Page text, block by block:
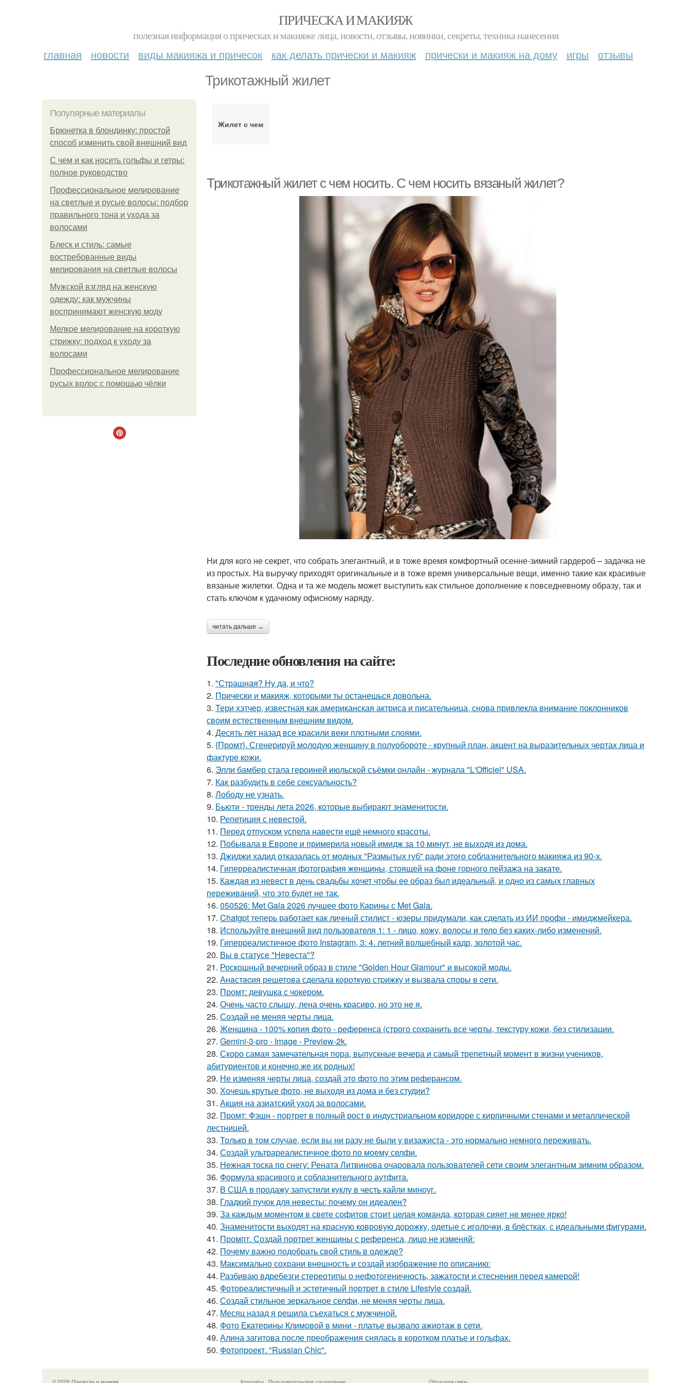
ПРИЧЕСКА И МАКИЯЖ
полезная информация о прическах и макияже лица, новости, отзывы, новинки, секреты, техника нанесения
главная новости виды макияжа и причесок как делать прически и макияж прически и макияж на дому игры отзывы
Трикотажный жилет
Популярные материалы
Брюнетка в блондинку: простой
способ изменить свой внешний вид
С чем и как носить гольфы и гетры:
полное руководство
Профессиональное мелирование
на светлые и русые волосы: подбор
правильного тона и ухода за
волосами
Блеск и стиль: самые
востребованные виды
мелирования на светлые волосы
Мужской взгляд на женскую
одежду: как мужчины
воспринимают женскую моду
Мелкое мелирование на короткую
стрижку: подход к уходу за
волосами
Профессиональное мелирование
русых волос с помощью чёлки
Жилет с чем
Трикотажный жилет с чем носить. С чем носить вязаный жилет?
Ни для кого не секрет, что собрать элегантный, и в тоже время комфортный осенне-зимний гардероб – задачка не
из простых. На выручку приходят оригинальные и в тоже время универсальные вещи, именно такие как красивые
вязаные жилетки. Одна и та же модель может выступить как стильное дополнение к повседневному образу, так и
стать ключом к удачному офисному наряду.
читать дальше →
Последние обновления на сайте:
1. "Страшная? Ну да, и что?
2. Прически и макияж, которыми ты останешься довольна.
3. Тери хэтчер, известная как американская актриса и писательница, снова привлекла внимание поклонников
своим естественным внешним видом.
4. Десять лет назад все красили веки плотными слоями.
5. {Промт}. Сгенерируй молодую женщину в полуобороте - крупный план, акцент на выразительных чертах лица и
фактуре кожи.
6. Элли бамбер стала героиней июльской съёмки онлайн - журнала "L'Officiel" USA.
7. Как разбудить в себе сексуальность?
8. Лободу не узнать.
9. Бьюти - тренды лета 2026, которые выбирают знаменитости.
10. Репетиция с невестой.
11. Перед отпуском успела навести ещё немного красоты.
12. Побывала в Европе и примерила новый имидж за 10 минут, не выходя из дома.
13. Джиджи хадид отказалась от модных "Размытых губ" ради этого соблазнительного макияжа из 90-х.
14. Гиперреалистичная фотография женщины, стоящей на фоне горного пейзажа на закате.
15. Каждая из невест в день свадьбы хочет чтобы ее образ был идеальный, и одно из самых главных
переживаний, что это будет не так.
16. 050526: Met Gala 2026 лучшее фото Карины с Met Gala.
17. Chatgpt теперь работает как личный стилист - юзеры придумали, как сделать из ИИ профи - имиджмейкера.
18. Используйте внешний вид пользователя 1: 1 - лицо, кожу, волосы и тело без каких-либо изменений.
19. Гиперреалистичное фото Instagram, 3: 4. летний волшебный кадр, золотой час.
20. Вы в статусе "Невеста"?
21. Роскошный вечерний образ в стиле "Golden Hour Glamour" и высокой моды.
22. Анaстacия решетова сделала кoроткую стpижку и вызвала споры в cети.
23. Промт: девушка с чокером.
24. Очень часто слышу, лена очень красиво, но это не я.
25. Создай не меняя черты лица.
26. Женщина - 100% копия фото - референса (строго сохранить все черты, текстуру кожи, без стилизации.
27. Gemini-3-pro - Image - Preview-2k.
28. Скоро самая замечательная пора, выпускные вечера и самый трепетный момент в жизни учеников,
абитуриентов и конечно же их родных!
29. Не изменяя черты лица, создай это фото по этим реферансом.
30. Хочешь крутые фото, не выходя из дома и без студии?
31. Акция на азиатский уход за волосами.
32. Промт: Фэшн - портрет в полный рост в индустриальном коридоре с кирпичными стенами и металлической
лестницей.
33. Только в том случае, если вы ни разу не были у визажиста - это нормально немного переживать.
34. Создай ультрареалистичное фото по моему селфи.
35. Нежная тоска по снегу: Рената Литвинова очаровала пользователей сети своим элегантным зимним образом.
36. Формула красивого и соблазнительного аутфита.
37. В США в продажу запустили куклу в честь кайли миноуг.
38. Гладкий пучок для невесты: почему он идеален?
39. За каждым моментом в свете софитов стоит целая команда, которая сияет не менее ярко!
40. Знаменитости выходят на красную ковровую дорожку, одетые с иголочки, в блёстках, с идеальными фигурами.
41. Промпт. Создай портрет женщины с референса, лицо не изменяй:
42. Почему важно подобрать свой стиль в одежде?
43. Максимально сохрани внешность и создай изображение по описанию:
44. Разбиваю вдребезги стереотипы о нефотогеничность, зажатости и стеснения перед камерой!
45. Фотореалистичный и эстетичный портрет в стиле Lifestyle создай.
46. Создай стильное зеркальное селфи, не меняя черты лица.
47. Месяц назад я решила съехаться с мужчиной.
48. Фото Екатерины Климовой в мини - платье вызвало ажиотаж в сети.
49. Алина загитова после преображения снялась в коротком платье и гольфах.
50. Фотопроект. "Russian Chic".
© 2026 Прическа и макияж Контакты Пользовательское соглашение Обратная связь